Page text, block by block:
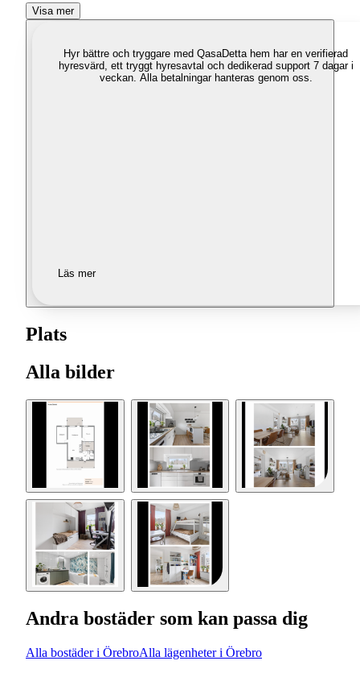
Visa mer
Hyr bättre och tryggare med QasaDetta hem har en verifierad
hyresvärd, ett tryggt hyresavtal och dedikerad support 7 dagar i
veckan. Alla betalningar hanteras genom oss.
Läs mer
Plats
Alla bilder
Andra bostäder som kan passa dig
Alla bostäder i ÖrebroAlla lägenheter i Örebro